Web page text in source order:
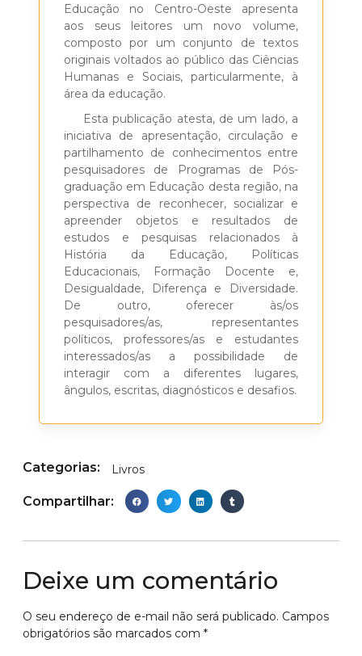
Educação no Centro-Oeste apresenta
aos seus leitores um novo volume,
composto por um conjunto de textos
originais voltados ao público das Ciências
Humanas e Sociais, particularmente, à
área da educação.
Esta publicação atesta, de um lado, a
iniciativa de apresentação, circulação e
partilhamento de conhecimentos entre
pesquisadores de Programas de Pós-
graduação em Educação desta região, na
perspectiva de reconhecer, socializar e
apreender objetos e resultados de
estudos e pesquisas relacionados à
História da Educação, Políticas
Educacionais, Formação Docente e,
Desigualdade, Diferença e Diversidade.
De outro, oferecer às/os
pesquisadores/as, representantes
políticos, professores/as e estudantes
interessados/as a possibilidade de
interagir com a diferentes lugares,
ângulos, escritas, diagnósticos e desafios.
Categorias: Livros
Compartilhar:
Deixe um comentário
O seu endereço de e-mail não será publicado. Campos
obrigatórios são marcados com *